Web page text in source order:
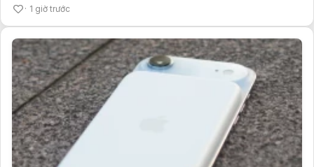
1 giờ trước